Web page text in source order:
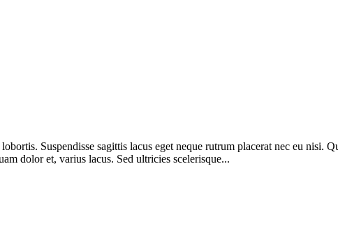
Suspendisse sagittis lacus eget neque rutrum placerat nec eu nisi.
dolor et, varius lacus. Sed ultricies scelerisque...